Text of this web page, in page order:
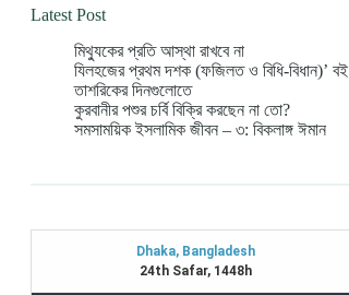
Latest Post
মিথ্যুকের প্রতি আস্থা রাখবে না
যিলহজের প্রথম দশক (ফজিলত ও বিধি-বিধান)’ বই
তাশরিকের দিনগুলোতে
কুরবানীর পশুর চর্বি বিক্রি করছেন না তো?
সমসাময়িক ইসলামিক জীবন – ৩: বিকলাঙ্গ ঈমান